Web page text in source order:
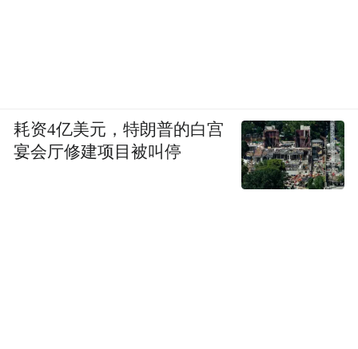
耗资4亿美元，特朗普的白宫
宴会厅修建项目被叫停